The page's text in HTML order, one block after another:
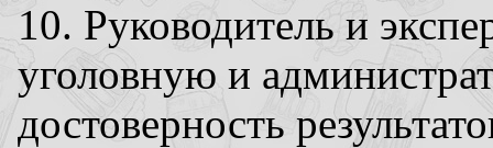
10. Руководитель и
уголовную и
достоверность